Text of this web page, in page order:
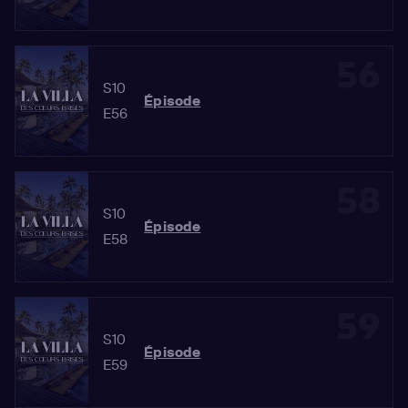
S10
E56
Épisode
S10
E58
Épisode
S10
E59
Épisode